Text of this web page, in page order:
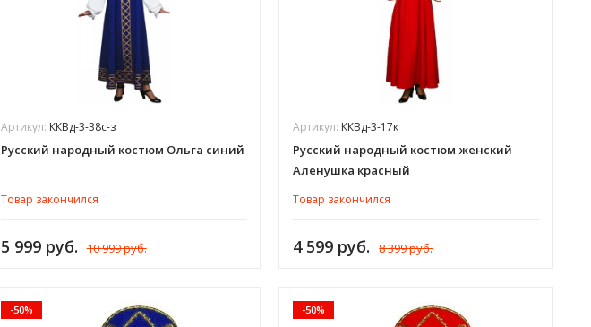
Артикул: ККВд-3-38с-з
Русский народный костюм Ольга синий
Товар закончился
5 999 руб. 10 999 руб.
Артикул: ККВд-3-17к
Русский народный костюм женский
Аленушка красный
Товар закончился
4 599 руб. 8 399 руб.
-50% -50%